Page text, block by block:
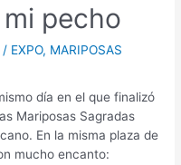
pecho
/ EXPO, MARIPOSAS
día en el que finalizó
Mariposas Sagradas
En la misma plaza de
mucho encanto: